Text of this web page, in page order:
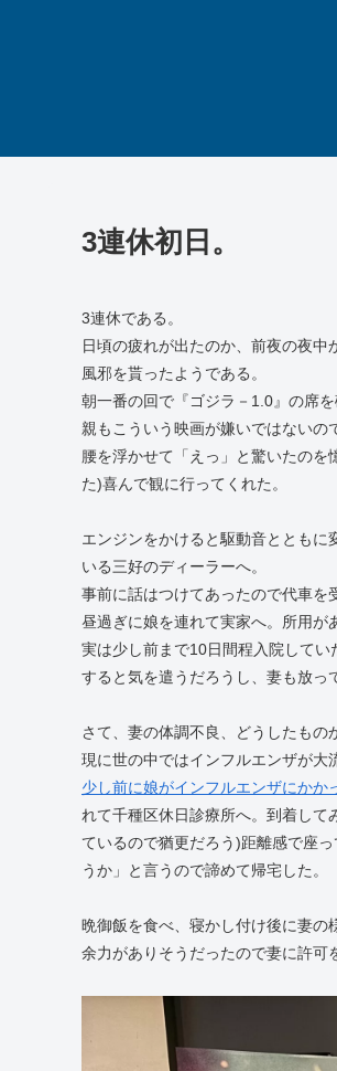
3連休初日。
3連休である。
日頃の疲れが出たのか、前夜の夜
風邪を貰ったようである。
朝一番の回で『ゴジラ－1.0』の席
親もこういう映画が嫌いではないの
腰を浮かせて「えっ」と驚いたの
た)喜んで観に行ってくれた。
エンジンをかけると駆動音とともに
いる三好のディーラーへ。
事前に話はつけてあったので代車を
昼過ぎに娘を連れて実家へ。所用が
実は少し前まで10日間程入院して
すると気を遣うだろうし、妻も放っ
さて、妻の体調不良、どうしたもの
現に世の中ではインフルエンザが大
少し前に娘がインフルエンザにかか
れて千種区休日診療所へ。到着して
ているので猶更だろう)距離感で座
うか」と言うので諦めて帰宅した。
晩御飯を食べ、寝かし付け後に妻の
余力がありそうだったので妻に許可